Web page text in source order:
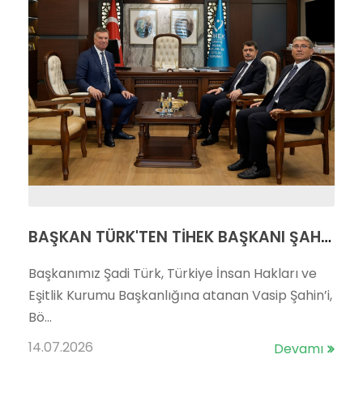
BAŞKAN TÜRK'TEN TİHEK BAŞKANI ŞAHİN'E ZİYARET
Başkanımız Şadi Türk, Türkiye İnsan Hakları ve
Eşitlik Kurumu Başkanlığına atanan Vasip Şahin’i,
Bö...
14.07.2026
Devamı